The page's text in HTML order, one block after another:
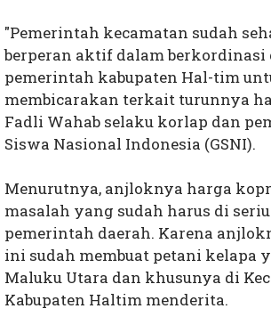
"Pemerintah kecamatan sudah
berperan aktif dalam berkordinasi
pemerintah kabupaten Hal-tim
membicarakan terkait turunnya
Fadli Wahab selaku korlap dan
Siswa Nasional Indonesia (GSNI).
Menurutnya, anjloknya harga
masalah yang sudah harus di
pemerintah daerah. Karena
ini sudah membuat petani kelapa
Maluku Utara dan khusunya di
Kabupaten Haltim menderita.